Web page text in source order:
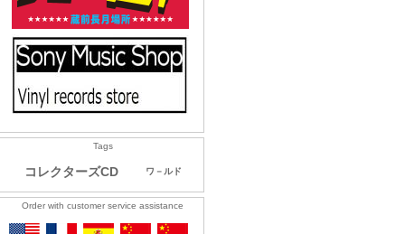
Tags
コレクターズCD ワ－ルド
Order with customer service assistance